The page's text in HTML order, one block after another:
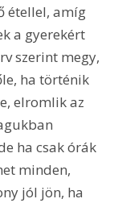
étellel, amíg
a gyerekért
szerint megy,
ha történik
elromlik az
ha csak órák
minden,
jól jön, ha